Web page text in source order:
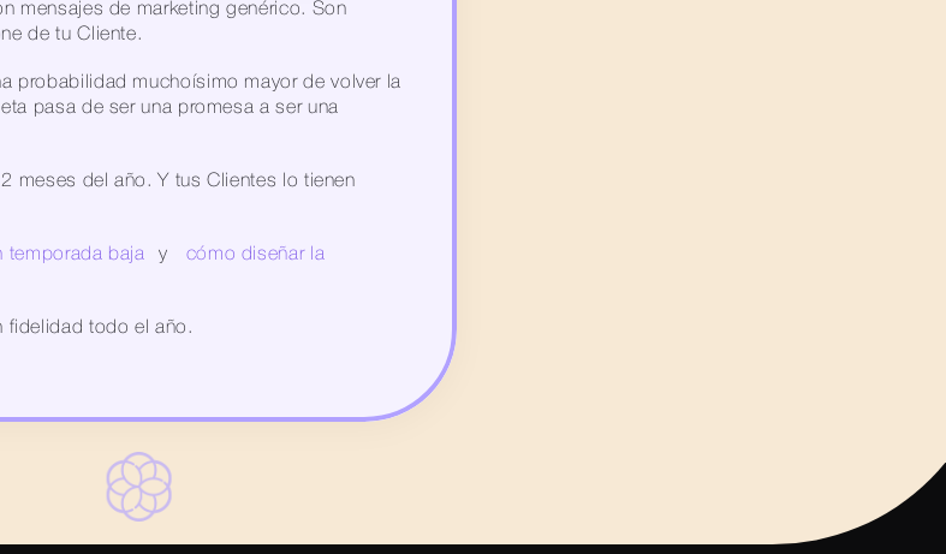
mensajes de marketing genérico. Son
de tu Cliente.
probabilidad muchoísimo mayor de volver la
pasa de ser una promesa a ser una
meses del año. Y tus Clientes lo tienen
temporada baja y
cómo diseñar la
fidelidad todo el año.